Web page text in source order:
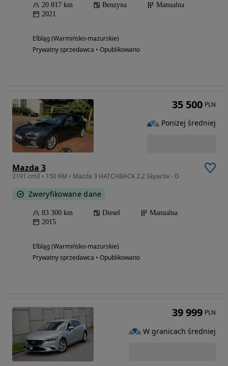
20 817 km Benzyna
Manualna
2021
Elbląg (Warmińsko-mazurskie)
Prywatny sprzedawca • Opublikowano
Mazda 3
2191 cm3 • 150 KM • Mazda 3 HATCHBACK 2.2 Skyactiv - D
Zweryfikowane dane
83 300 km Diesel
Manualna
2015
Elbląg (Warmińsko-mazurskie)
Prywatny sprzedawca • Opublikowano
35 500 PLN
Poniżej średniej
39 999 PLN
W granicach średniej